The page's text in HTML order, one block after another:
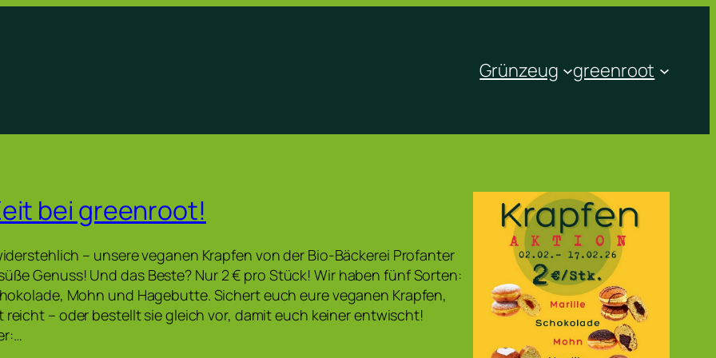
Grünzeug greenroot
bei greenroot!
– unsere veganen Krapfen von der Bio-Bäckerei Profanter
Genuss! Und das Beste? Nur 2 € pro Stück! Wir haben fünf Sorten:
Mohn und Hagebutte. Sichert euch eure veganen Krapfen,
reicht – oder bestellt sie gleich vor, damit euch keiner entwischt!